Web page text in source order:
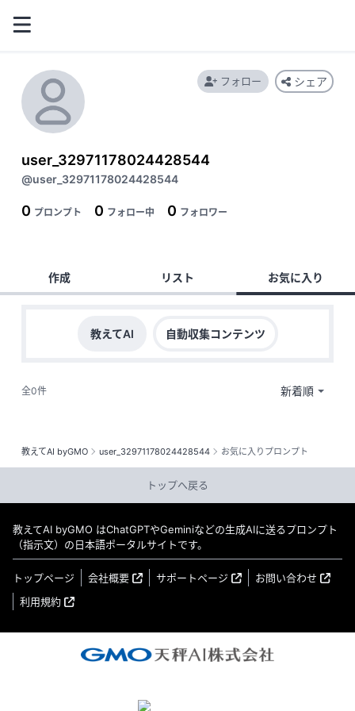
教えてAI byGMO user_32971178024428544 お気に入りプロンプト
user_32971178024428544
@user_32971178024428544
0 プロンプト 0 フォロー中 0 フォロワー
フォロー シェア
作成 リスト お気に入り
教えてAI 自動収集コンテンツ
全0件
トップへ戻る
教えてAI byGMO はChatGPTやGeminiなどの生成AIに送るプロンプト
（指示文）の日本語ポータルサイトです。
トップページ 会社概要 サポートページ
お問い合わせ
利用規約